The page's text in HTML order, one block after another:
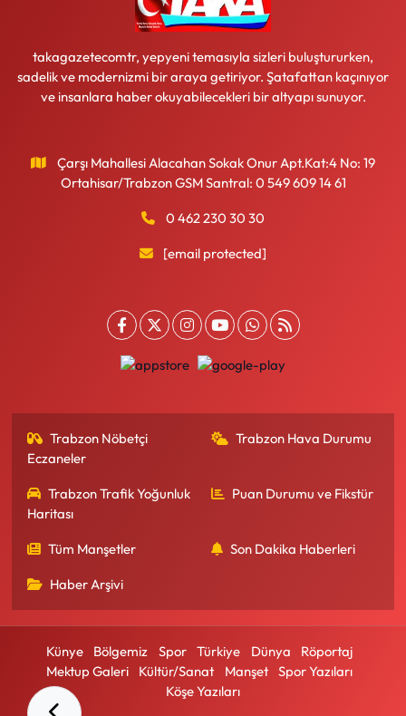
takagazetecomtr, yepyeni temasıyla sizleri buluştururken,
sadelik ve modernizmi bir araya getiriyor. Şatafattan kaçınıyor
ve insanlara haber okuyabilecekleri bir altyapı sunuyor.
Çarşı Mahallesi Alacahan Sokak Onur Apt.Kat:4 No: 19
Ortahisar/Trabzon GSM Santral: 0 549 609 14 61
0 462 230 30 30
[email protected]
Trabzon Nöbetçi
Eczaneler
Trabzon Hava Durumu
Trabzon Trafik Yoğunluk
Haritası
Puan Durumu ve Fikstür
Tüm Manşetler Son Dakika Haberleri
Haber Arşivi
Künye Bölgemiz Spor Türkiye Dünya
Röportaj
Mektup Galeri
Kültür/Sanat Manşet
Spor Yazıları
Köşe Yazıları